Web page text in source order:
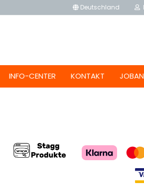
Deutschland
INFO-CENTER KONTAKT